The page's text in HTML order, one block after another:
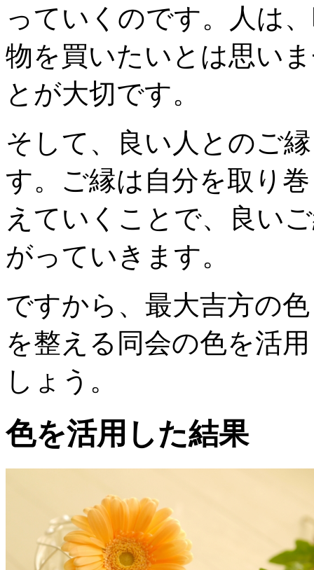
っていくのです。人は
物を買いたいとは思い
とが大切です。
そして、良い人とのご
す。ご縁は自分を取り
えていくことで、良い
がっていきます。
ですから、最大吉方の
を整える同会の色を活
しょう。
色を活用した結果